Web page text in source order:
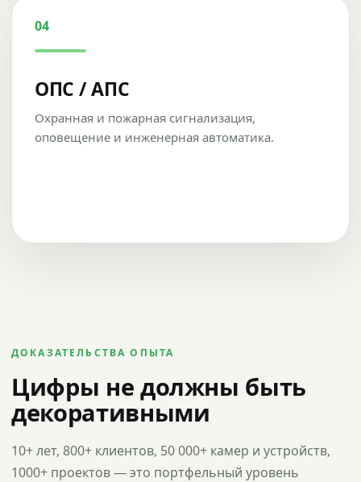
04
ОПС / АПС
Охранная и пожарная сигнализация,
оповещение и инженерная автоматика.
ДОКАЗАТЕЛЬСТВА ОПЫТА
Цифры не должны быть
декоративными
10+ лет, 800+ клиентов, 50 000+ камер и устройств,
1000+ проектов — это портфельный уровень